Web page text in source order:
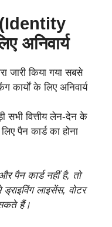
(Identity
अनिवार्य
जारी किया गया सबसे
कार्यों के लिए अनिवार्य
वित्तीय लेन-देन के
पैन कार्ड का होना
पैन कार्ड नहीं है, तो
लाइसेंस, वोटर
हैं।